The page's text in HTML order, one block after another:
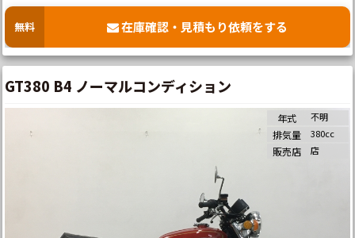
無料 在庫確認・見積もり依頼をする
GT380 B4 ノーマルコンディション
年式 不明
排気量 380cc
販売店 店